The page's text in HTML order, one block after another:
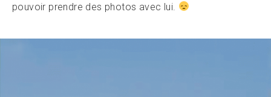
pouvoir prendre des photos avec lui.